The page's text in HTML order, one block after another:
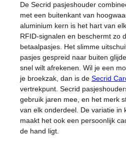
De Secrid pasjeshouder
met een buitenkant van
aluminium kern is het hart van
RFID-signalen en beschermt zo
betaalpasjes. Het slimme
pasjes gespreid naar buiten
snel wilt afrekenen. Wil je een
je broekzak, dan is de Secrid
vertrekpunt. Secrid
gebruik jaren mee, en het merk
van elk onderdeel. De variatie in
maakt het ook een persoonlijk
de hand ligt.